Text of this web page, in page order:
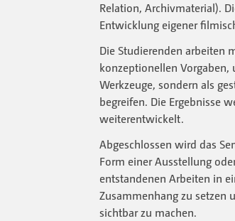
Relation, Archivmaterial).
Entwicklung eigener
Die Studierenden arbeiten
konzeptionellen Vorgaben,
Werkzeuge, sondern als
begreifen. Die Ergebnisse
weiterentwickelt.
Abgeschlossen wird das
Form einer Ausstellung
entstandenen Arbeiten in
Zusammenhang zu setzen
sichtbar zu machen.